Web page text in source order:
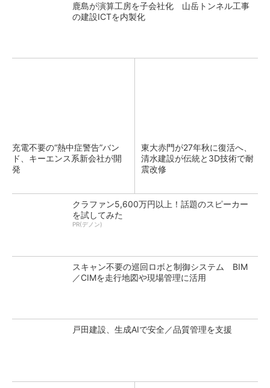
鹿島が演算工房を子会社化 山岳トンネル工事
の建設ICTを内製化
充電不要の“熱中症警告”バン
ド、キーエンス系新会社が開
発
東大赤門が27年秋に復活へ、
清水建設が伝統と3D技術で耐
震改修
クラファン5,600万円以上！話題のスピーカー
を試してみた
PR(デノン)
スキャン不要の巡回ロボと制御システム BIM
／CIMを走行地図や現場管理に活用
戸田建設、生成AIで安全／品質管理を支援